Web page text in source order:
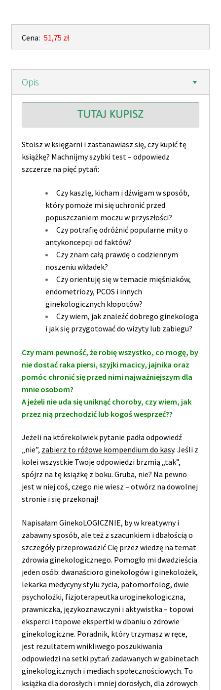
Cena: 51,75 zł
Opis
Stoisz w księgarni i zastanawiasz się, czy kupić tę
książkę? Machnijmy szybki test – odpowiedz
szczerze na pięć pytań:
Czy kaszlę, kicham i dźwigam w sposób,
który pomoże mi się uchronić przed
popuszczaniem moczu w przyszłości?
Czy potrafię odróżnić popularne mity o
antykoncepcji od faktów?
Czy znam całą prawdę o codziennym
noszeniu wkładek?
Czy orientuję się w temacie mięśniaków,
endometriozy, PCOS i innych
ginekologicznych kłopotów?
Czy wiem, jak znaleźć dobrego ginekologa
i jak się przygotować do wizyty lub zabiegu?
Czy mam pewność, że robię wszystko, co mogę, by
nie dostać raka piersi, szyjki macicy, jajnika oraz
pomóc chronić się przed nimi najważniejszym dla
mnie osobom?
A jeżeli nie uda się uniknąć choroby, czy wiem, jak
przez nią przechodzić lub kogoś wesprzeć??
Jeżeli na którekolwiek pytanie padła odpowiedź
„nie”, zabierz to różowe kompendium do kasy. Jeśli z
kolei wszystkie Twoje odpowiedzi brzmią „tak”,
spójrz na tę książkę z boku. Gruba, nie? Na pewno
jest w niej coś, czego nie wiesz – otwórz na dowolnej
stronie i się przekonaj!
Napisałam GinekoLOGICZNIE, by w kreatywny i
zabawny sposób, ale też z szacunkiem i dbałością o
szczegóły przeprowadzić Cię przez wiedzę na temat
zdrowia ginekologicznego. Pomogło mi dwadzieścia
jeden osób: dwanaścioro ginekologów i ginekolożek,
lekarka medycyny stylu życia, patomorfolog, dwie
psycholożki, fizjoterapeutka uroginekologiczna,
prawniczka, językoznawczyni i aktywistka – topowi
eksperci i topowe ekspertki w dbaniu o zdrowie
ginekologiczne. Poradnik, który trzymasz w ręce,
jest rezultatem wnikliwego poszukiwania
odpowiedzi na setki pytań zadawanych w gabinetach
ginekologicznych i mediach społecznościowych. To
książka dla dorosłych i mniej dorosłych, dla zdrowych